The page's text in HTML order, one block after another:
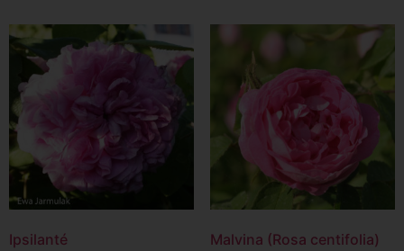
Ipsilanté Malvina (Rosa centifolia)